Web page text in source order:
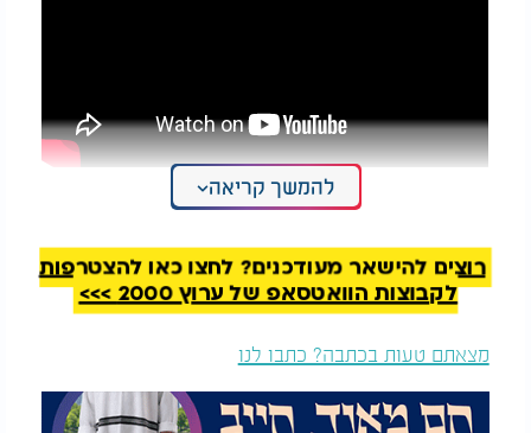
להמשך קריאה
רוצים להישאר מעודכנים? לחצו כאן להצטרפות
לקבוצות הוואטסאפ של ערוץ 2000 >>>
מצאתם טעות בכתבה? כתבו לנו